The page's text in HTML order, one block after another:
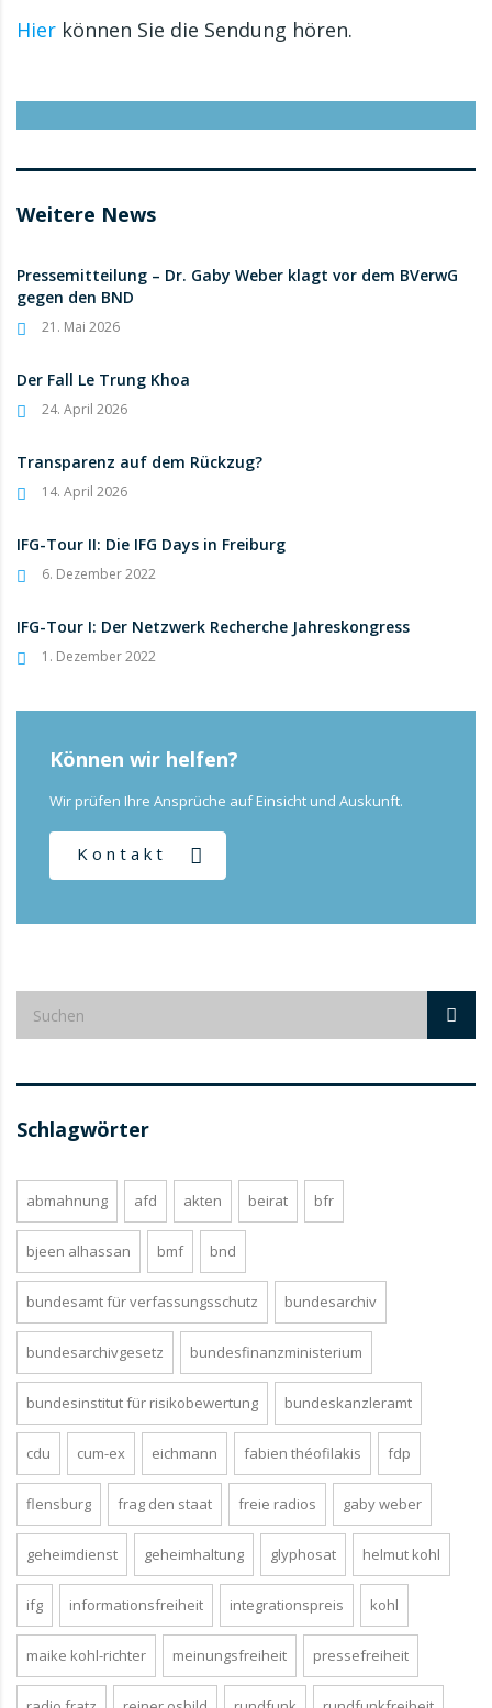
Hier können Sie die Sendung hören.
Weitere News
Pressemitteilung – Dr. Gaby Weber klagt vor dem BVerwG
gegen den BND
21. Mai 2026
Der Fall Le Trung Khoa
24. April 2026
Transparenz auf dem Rückzug?
14. April 2026
IFG-Tour II: Die IFG Days in Freiburg
6. Dezember 2022
IFG-Tour I: Der Netzwerk Recherche Jahreskongress
1. Dezember 2022
Können wir helfen?
Wir prüfen Ihre Ansprüche auf Einsicht und Auskunft.
Kontakt
Schlagwörter
abmahnung afd akten beirat bfr
bjeen alhassan bmf bnd
bundesamt für verfassungsschutz bundesarchiv
bundesarchivgesetz bundesfinanzministerium
bundesinstitut für risikobewertung bundeskanzleramt
cdu cum-ex eichmann fabien théofilakis fdp
flensburg frag den staat freie radios gaby weber
geheimdienst geheimhaltung glyphosat helmut kohl
ifg informationsfreiheit integrationspreis kohl
maike kohl-richter meinungsfreiheit pressefreiheit